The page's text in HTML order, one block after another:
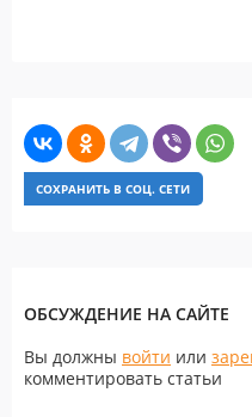
СОХРАНИТЬ В СОЦ. СЕТИ
ОБСУЖДЕНИЕ НА САЙТЕ
Вы должны войти или
комментировать статьи